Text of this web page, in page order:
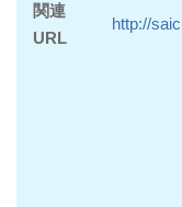
関連
URL
http://